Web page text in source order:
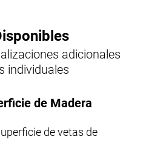
adicionales
individuales
de Madera
de vetas de